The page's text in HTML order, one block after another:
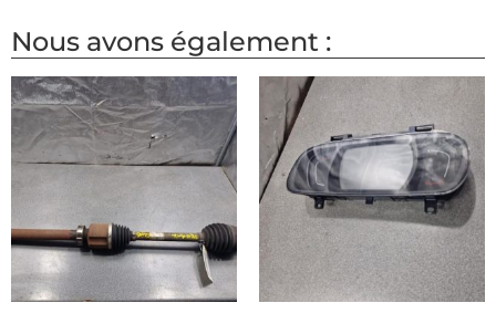
Nous avons également :